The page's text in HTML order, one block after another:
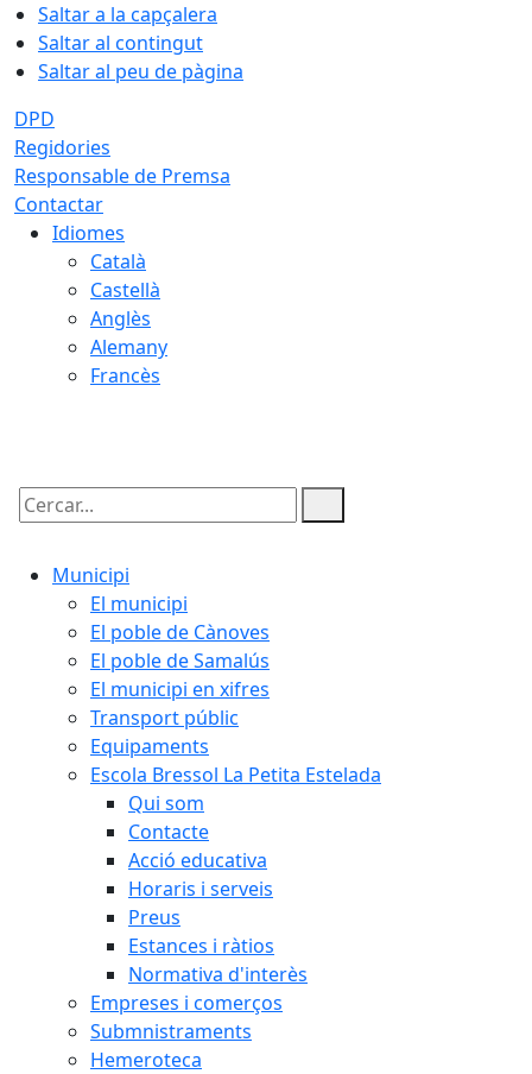
Saltar a la capçalera
Saltar al contingut
Saltar al peu de pàgina
DPD
Regidories
Responsable de Premsa
Contactar
Idiomes
Català
Castellà
Anglès
Alemany
Francès
Cercar:
Municipi
El municipi
El poble de Cànoves
El poble de Samalús
El municipi en xifres
Transport públic
Equipaments
Escola Bressol La Petita Estelada
Qui som
Contacte
Acció educativa
Horaris i serveis
Preus
Estances i ràtios
Normativa d'interès
Empreses i comerços
Submnistraments
Hemeroteca